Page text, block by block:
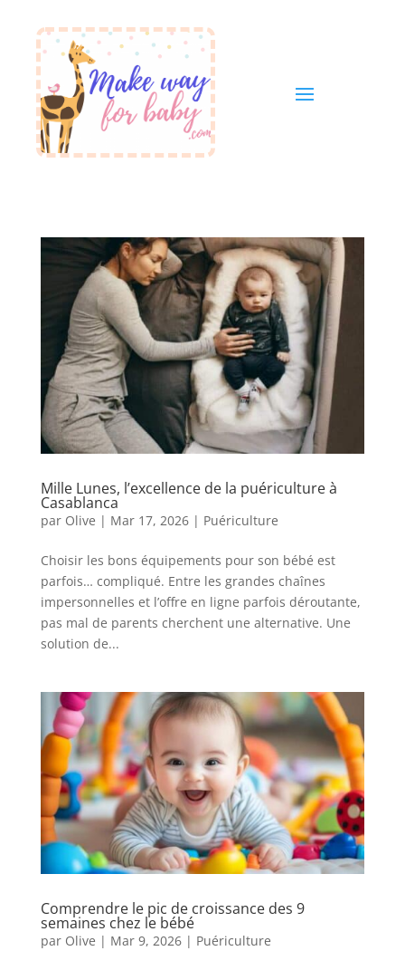
Mille Lunes, l’excellence de la puériculture à
Casablanca
par Olive | Mar 17, 2026| Puériculture
Choisir les bons équipements pour son bébé est
parfois… compliqué. Entre les grandes chaînes
impersonnelles et l’offre en ligne parfois déroutante,
pas mal de parents cherchent une alternative. Une
solution de...
Comprendre le pic de croissance des 9
semaines chez le bébé
par Olive | Mar 9, 2026| Puériculture